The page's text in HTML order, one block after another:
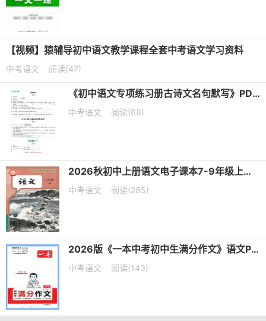
【视频】猿辅导初中语文教学课程全套中考语文学习资料
中考语文 阅读(47)
《初中语文专项练习册古诗文名句默写》PDF电子版下载
中考语文 阅读(68)
2026秋初中上册语文电子课本7-9年级上册（高清可下载）
中考语文 阅读(285)
2026版《一本中考初中生满分作文》语文PDF电子版下载
中考语文 阅读(143)